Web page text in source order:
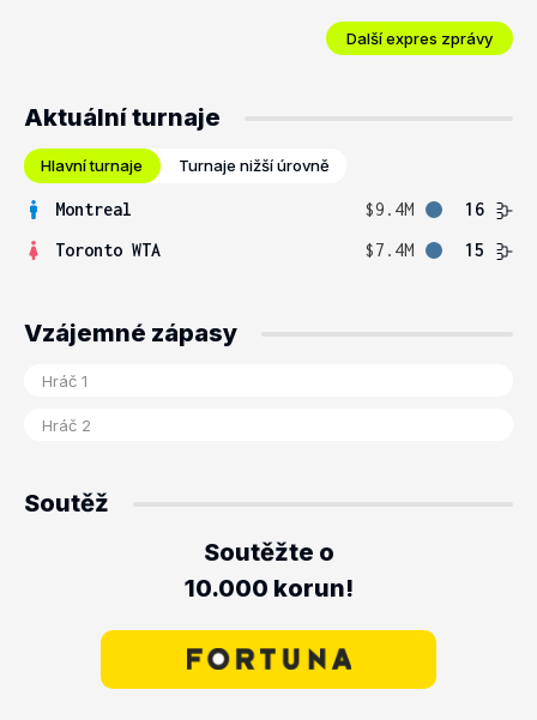
Další expres zprávy
Aktuální turnaje
Hlavní turnaje Turnaje nižší úrovně
Montreal $9.4M
16
Toronto WTA
$7.4M 15
Vzájemné zápasy
Soutěž
Soutěžte o
10.000 korun!